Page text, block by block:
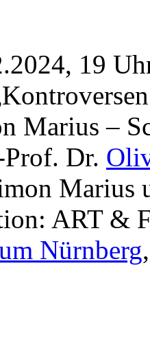
19
Marius –
Dr.
Marius
ART &
Nürnberg